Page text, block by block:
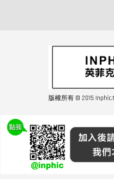
版權所有 © 2015
友站連結
聯絡我們 02-28852016 如遇商
服務條款|